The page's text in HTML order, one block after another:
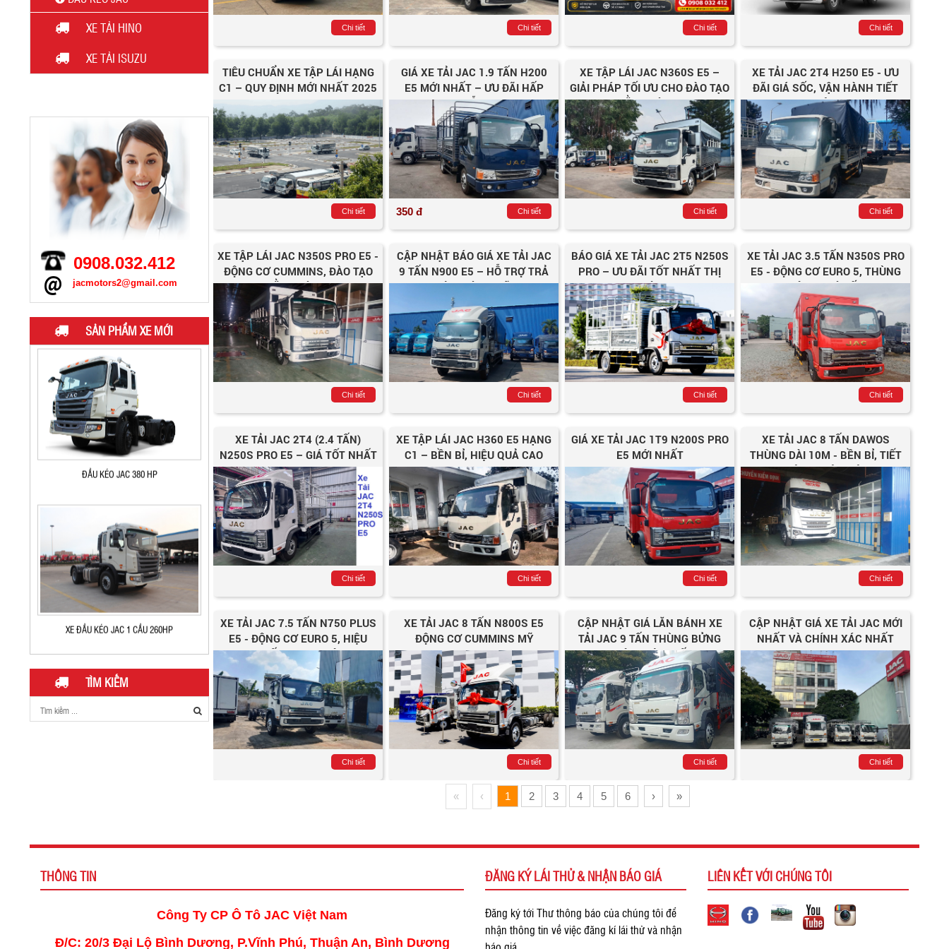
Chi tiết Chi tiết Chi tiết Chi tiết
TIÊU CHUẨN XE TẬP LÁI HẠNG
C1 – QUY ĐỊNH MỚI NHẤT 2025
Chi tiết
GIÁ XE TẢI JAC 1.9 TẤN H200
E5 MỚI NHẤT – ƯU ĐÃI HẤP
DẪN
350 đ Chi tiết
XE TẬP LÁI JAC N360S E5 –
GIẢI PHÁP TỐI ƯU CHO ĐÀO TẠO
BẰNG LÁI C1
Chi tiết
XE TẢI JAC 2T4 H250 E5 - ƯU
ĐÃI GIÁ SỐC, VẬN HÀNH TIẾT
KIỆM
Chi tiết
XE TẬP LÁI JAC N350S PRO E5 -
ĐỘNG CƠ CUMMINS, ĐÀO TẠO
BẰNG LÁI C1
Chi tiết
CẬP NHẬT BÁO GIÁ XE TẢI JAC
9 TẤN N900 E5 – HỖ TRỢ TRẢ
GÓP, GIÁ ƯU ĐÃI
Chi tiết
BÁO GIÁ XE TẢI JAC 2T5 N250S
PRO – ƯU ĐÃI TỐT NHẤT THỊ
TRƯỜNG
Chi tiết
XE TẢI JAC 3.5 TẤN N350S PRO
E5 - ĐỘNG CƠ EURO 5, THÙNG
RỘNG, GIÁ TỐT
Chi tiết
XE TẢI JAC 2T4 (2.4 TẤN)
N250S PRO E5 – GIÁ TỐT NHẤT
Chi tiết
XE TẬP LÁI JAC H360 E5 HẠNG
C1 – BỀN BỈ, HIỆU QUẢ CAO
Chi tiết
GIÁ XE TẢI JAC 1T9 N200S PRO
E5 MỚI NHẤT
Chi tiết
XE TẢI JAC 8 TẤN DAWOS
THÙNG DÀI 10M - BỀN BỈ, TIẾT
KIỆM NHIÊN LIỆU
Chi tiết
XE TẢI JAC 7.5 TẤN N750 PLUS
E5 - ĐỘNG CƠ EURO 5, HIỆU
SUẤT VƯỢT TRỘI
Chi tiết
XE TẢI JAC 8 TẤN N800S E5
ĐỘNG CƠ CUMMINS MỸ
Chi tiết
CẬP NHẬT GIÁ LĂN BÁNH XE
TẢI JAC 9 TẤN THÙNG BỬNG
NHÔM MỚI NHẤT
Chi tiết
CẬP NHẬT GIÁ XE TẢI JAC MỚI
NHẤT VÀ CHÍNH XÁC NHẤT
Chi tiết
« ‹ 1 2 3 4 5 6 › »
XE TẢI HINO
XE TẢI ISUZU
0908.032.412
jacmotors2@gmail.com
SẢN PHẨM XE MỚI
Đầu Kéo JAC K5
ĐẦU KÉO JAC 2 CẦU 340HP
ĐẦU KÉO JAC 380 HP
XE ĐẦU KÉO JAC 1 CẦU 260HP
TÌM KIẾM
THÔNG TIN
Công Ty CP Ô Tô JAC Việt Nam
Đ/C: 20/3 Đại Lộ Bình Dương, P.Vĩnh Phú, Thuận An, Bình Dương
ĐĂNG KÝ LÁI THỬ & NHẬN BÁO GIÁ
Đăng ký tới Thư thông báo của chúng tôi để
nhận thông tin về việc đăng kí lái thử và nhận
LIÊN KẾT VỚI CHÚNG TÔI